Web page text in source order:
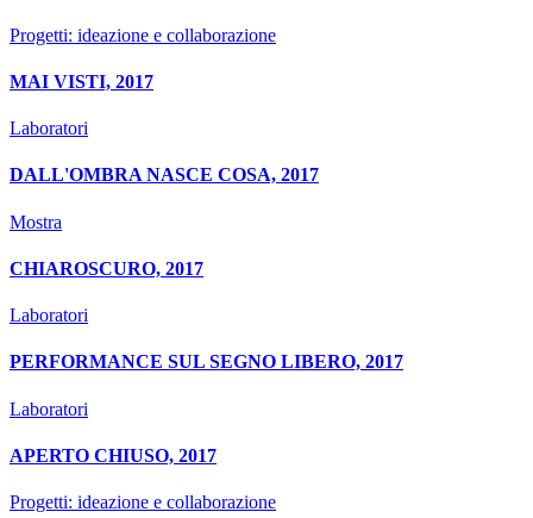
Progetti: ideazione e collaborazione
MAI VISTI, 2017
Laboratori
DALL'OMBRA NASCE COSA, 2017
Mostra
CHIAROSCURO, 2017
Laboratori
PERFORMANCE SUL SEGNO LIBERO, 2017
Laboratori
APERTO CHIUSO, 2017
Progetti: ideazione e collaborazione